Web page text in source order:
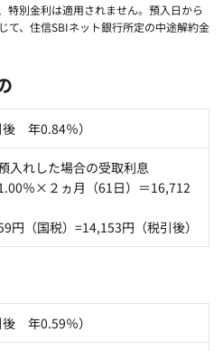
別金利は適用されません。預入日から
て、住信SBIネット銀行所定の中途解約金
年0.84％）
入れした場合の受取利息
％×２ヵ月（61日）＝16,712
円（国税）=14,153円（税引後）
年0.59％）